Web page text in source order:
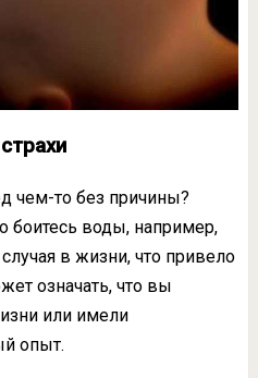
чем-то без причины?
боитесь воды, например,
в жизни, что привело
означать, что вы
или имели
опыт.